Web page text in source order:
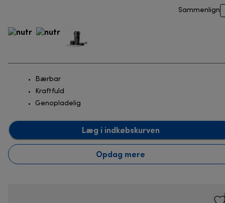
Sammenlign
Bærbar
Kraftfuld
Genopladelig
Læg i indkøbskurven
Opdag mere